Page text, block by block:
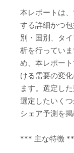
本レポートは
する詳細かつ
別・国別、タ
析を行ってい
め、本レポー
ける需要の変
ます。選定し
選定したいく
シェア予測を掲
*** 主な特徴